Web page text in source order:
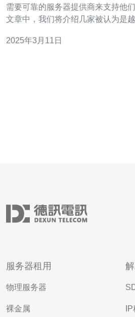
需要可靠的服务器提供商来支持他
文章中，我们将介绍几家被认为是
器提供商之一。他们提供多种服务
2025年3月11日
服务器租用
物理服务器
裸金属